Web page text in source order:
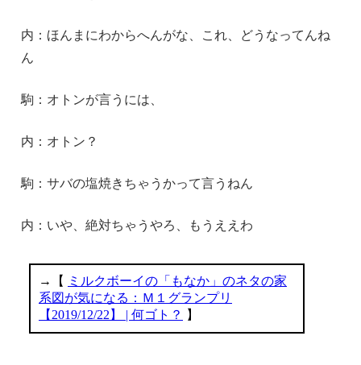
内：ほんまにわからへんがな、これ、どうなってんね
ん
駒：オトンが言うには、
内：オトン？
駒：サバの塩焼きちゃうかって言うねん
内：いや、絶対ちゃうやろ、もうええわ